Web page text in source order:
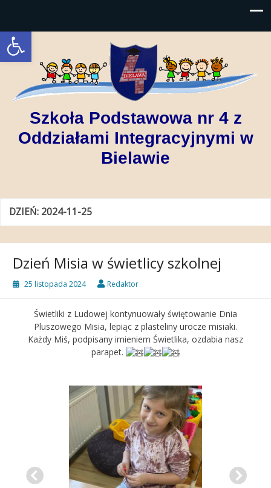
Open toolbar
Szkoła Podstawowa nr 4 z
Oddziałami Integracyjnymi w
Bielawie
DZIEŃ: 2024-11-25
Dzień Misia w świetlicy szkolnej
25 listopada 2024 Redaktor
Świetliki z Ludowej kontynuowały świętowanie Dnia
Pluszowego Misia, lepiąc z plasteliny urocze misiaki.
Każdy Miś, podpisany imieniem Świetlika, ozdabia nasz
parapet.